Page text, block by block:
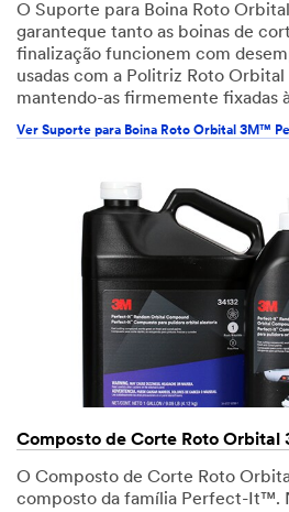
O Suporte para Boina Roto
garanteque tanto as boinas de
finalização funcionem com
usadas com a Politriz Roto
mantendo-as firmemente fixadas
Ver Suporte para Boina Roto Orbital 3M™
Composto de Corte Roto
O Composto de Corte Roto
composto da família Perfect-It™.